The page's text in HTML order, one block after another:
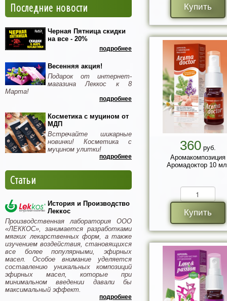
Последние новости
Черная Пятница скидки
на все - 20%
подробнее
Весенняя акция!
Подарок от интернет-
магазина Леккос к 8
Марта!
подробнее
Косметика с муцином от
МДП
Встречайте шикарные
новинки! Косметика с
муцином улитки!
подробнее
Статьи
История и Производство
Леккос
Производственная лаборатория ООО
«ЛЕККОС», занимается разработками
мягких лекарственных форм, а также
изучением воздействия, становящихся
все более популярными, эфирных
масел. Особое внимание уделяется
составлению уникальных композиций
эфирных масел, которые при
минимальном введении давали бы
максимальный эффект.
подробнее
Купить
360руб.
Аромакомпозиция
Аромадоктор 10
Купить